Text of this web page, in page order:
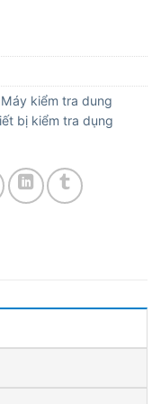
Máy kiểm tra dung
bị kiểm tra dụng